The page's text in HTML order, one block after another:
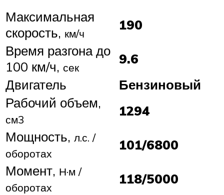
Максимальная
скорость, км/ч
190
Время разгона до
100 км/ч, сек
9.6
Двигатель
Бензиновый
Рабочий объем,
см3
1294
Мощность, л.с. /
оборотах
101/6800
Момент, Н·м /
оборотах
118/5000